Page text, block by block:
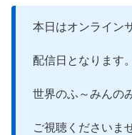
本日はオンライン
配信日となります。
世界のふ～みんの
ご視聴くださいま